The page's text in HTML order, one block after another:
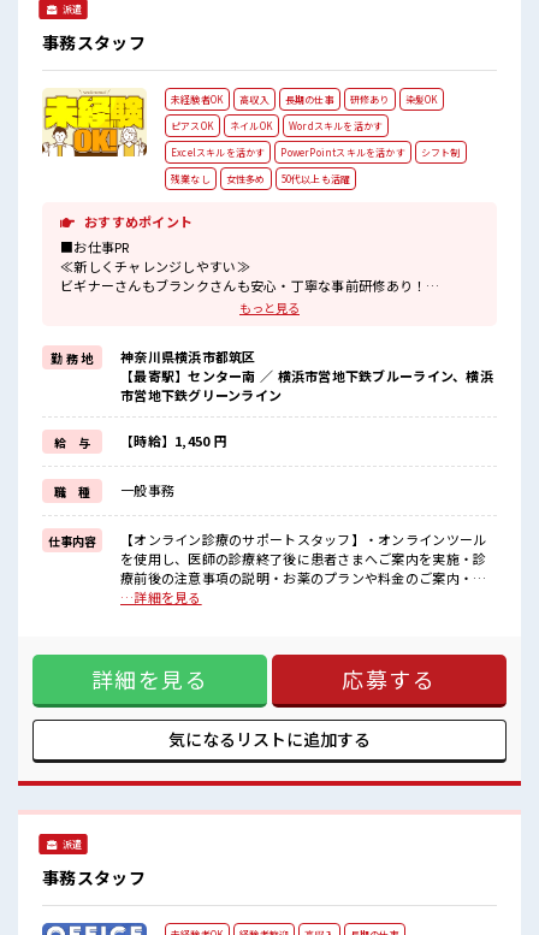
派遣
事務スタッフ
未経験者OK 高収入 長期の仕事 研修あり
染髪OK
ピアスOK
ネイルOK
Wordスキルを活かす
Excelスキルを活かす
PowerPointスキルを活かす
シフト制
残業なし
女性多め 50代以上も活躍
おすすめポイント
■お仕事PR
≪新しくチャレンジしやすい≫
ビギナーさんもブランクさんも安心・丁寧な事前研修あり！
残業基本ナシのお仕事♪
オンとオフをきっちり切り替えたい方にオススメ！
≪女性も仕事をしやすい職場≫
もちろん男性の応募も歓迎！
≪髪色自由で自分らしく働く≫
明るすぎたり奇抜でなければ基本的に自由！
(規定有)≪自分に向いている仕事が探せる≫
困った事などがあれば、
担当がしっかりサポートします！
■職場の雰囲気
女性多めで休み時間は女子トークがあふれる職場です！
もちろん男性の応募もOKですよ！
明るすぎたり奇抜過ぎなければヘアカラーOK！
もっと見る
勤 務 地
神奈川県横浜市都筑区
【最寄駅】センター南 ／ 横浜市営地下鉄ブルーライン、横浜
市営地下鉄グリーンライン
給 与 【時給】1,450 円
職 種 一般事務
仕事内容
【オンライン診療のサポートスタッフ】・オンラインツール
を使用し、医師の診療終了後に患者さまへご案内を実施・診
療前後の注意事項の説明・お薬のプランや料金のご案内・お
支払い方法やお届け先の確認 ■お仕事PR ≪新しくチャレンジ
る、 残業基本ナシのお仕事♪ オンとオフをきっちり切り替え
たい方にオススメ！ ≪女性も仕事をしやすい職場≫ もちろん
男性の応募も歓迎！ ≪髪色自由で自分らしく働く≫ 明るすぎ
たり奇抜でなければ基本的に自由！ (規定有)≪自分に向いて
いる仕事が探せる≫ 困った事などがあれば、 担当がしっかり
サポートします！ ■職場の雰囲気 女性多めで休み時間は女子
よ！ 明るすぎたり奇抜過ぎなければヘアカラーOK！ 高収入
もバッチリ目指せますよ！
…詳細を見る
詳細を見る 応募する
気になるリストに追加する
派遣
事務スタッフ